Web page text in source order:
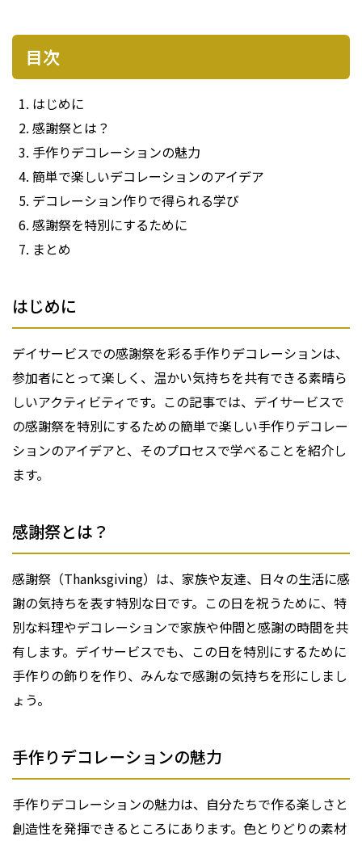
目次
はじめに
感謝祭とは？
手作りデコレーションの魅力
簡単で楽しいデコレーションのアイデア
デコレーション作りで得られる学び
感謝祭を特別にするために
まとめ
はじめに
デイサービスでの感謝祭を彩る手作りデコレーションは、
参加者にとって楽しく、温かい気持ちを共有できる素晴ら
しいアクティビティです。この記事では、デイサービスで
の感謝祭を特別にするための簡単で楽しい手作りデコレー
ションのアイデアと、そのプロセスで学べることを紹介し
ます。
感謝祭とは？
感謝祭（Thanksgiving）は、家族や友達、日々の生活に感
謝の気持ちを表す特別な日です。この日を祝うために、特
別な料理やデコレーションで家族や仲間と感謝の時間を共
有します。デイサービスでも、この日を特別にするために
手作りの飾りを作り、みんなで感謝の気持ちを形にしまし
ょう。
手作りデコレーションの魅力
手作りデコレーションの魅力は、自分たちで作る楽しさと
創造性を発揮できるところにあります。色とりどりの素材